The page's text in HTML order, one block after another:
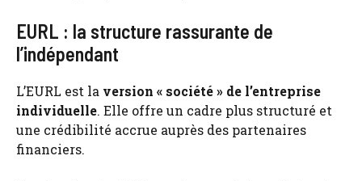
EURL : la structure rassurante de
l’indépendant
L’EURL est la version « société » de l’entreprise
individuelle. Elle offre un cadre plus structuré et
une crédibilité accrue auprès des partenaires
financiers.